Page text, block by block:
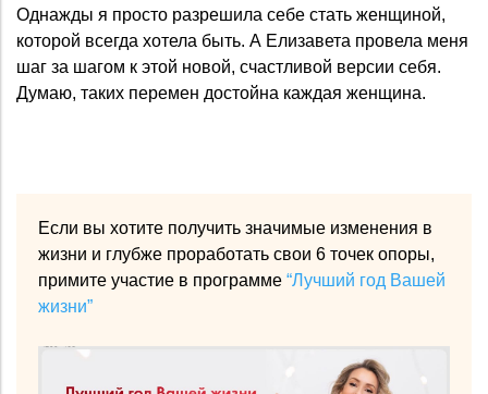
Однажды я просто разрешила себе стать женщиной,
которой всегда хотела быть. А Елизавета провела меня
шаг за шагом к этой новой, счастливой версии себя.
Думаю, таких перемен достойна каждая женщина.
Если вы хотите получить значимые изменения в
жизни и глубже проработать свои 6 точек опоры,
примите участие в программе “Лучший год Вашей
жизни”